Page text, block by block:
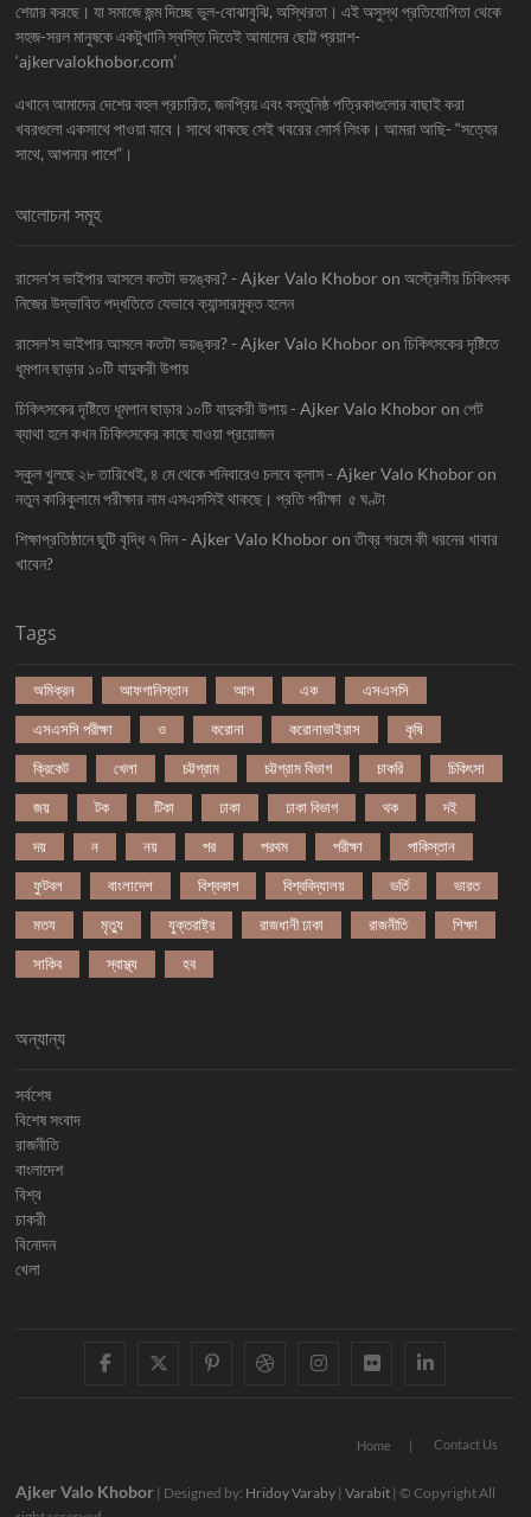
শেয়ার করছে। যা সমাজে জন্ম দিচ্ছে ভুল-বোঝাবুঝি, অস্থিরতা। এই অসুস্থ প্রতিযোগিতা থেকে
সহজ-সরল মানুষকে একটুখানি স্বস্তি দিতেই আমাদের ছোট্ট প্রয়াশ-
‘ajkervalokhobor.com’
এখানে আমাদের দেশের বহুল প্রচারিত, জনপ্রিয় এবং বস্তুনিষ্ঠ পত্রিকাগুলোর বাছাই করা
খবরগুলো একসাথে পাওয়া যাবে। সাথে থাকছে সেই খবরের সোর্স লিংক। আমরা আছি- “সত্যের
সাথে, আপনার পাশে”।
আলোচনা সমূহ
রাসেল'স ভাইপার আসলে কতটা ভয়ঙ্কর? - Ajker Valo Khobor onঅস্ট্রেলীয় চিকিৎসক
নিজের উদ্ভাবিত পদ্ধতিতে যেভাবে ক্যান্সারমুক্ত হলেন
রাসেল'স ভাইপার আসলে কতটা ভয়ঙ্কর? - Ajker Valo Khobor onচিকিৎসকের দৃষ্টিতে
ধূমপান ছাড়ার ১০টি যাদুকরী উপায়
চিকিৎসকের দৃষ্টিতে ধূমপান ছাড়ার ১০টি যাদুকরী উপায় - Ajker Valo Khobor onপেট
ব্যাথা হলে কখন চিকিৎসকের কাছে যাওয়া প্রয়োজন
স্কুল খুলছে ২৮ তারিখেই, ৪ মে থেকে শনিবারেও চলবে ক্লাস - Ajker Valo Khobor on
নতুন কারিকুলামে পরীক্ষার নাম এসএসসিই থাকছে। প্রতি পরীক্ষা ৫ ঘণ্টা
শিক্ষাপ্রতিষ্ঠানে ছুটি বৃদ্ধি ৭ দিন - Ajker Valo Khobor onতীব্র গরমে কী ধরনের খাবার
খাবেন?
Tags
অমিক্রন আফগানিস্তান আল এক এসএসসি
এসএসসি পরীক্ষা ও করোনা করোনাভাইরাস কৃষি
ক্রিকেট খেলা চট্টগ্রাম চট্টগ্রাম বিভাগ চাকরি চিকিৎসা
জয় টক টিকা ঢাকা ঢাকা বিভাগ থক দই
দয় ন নয় পর পরথম পরীক্ষা পাকিস্তান
ফুটবল বাংলাদেশ বিশ্বকাপ বিশ্ববিদ্যালয় ভর্তি ভারত
মতয মৃত্যু যুক্তরাষ্ট্র রাজধানী ঢাকা রাজনীতি শিক্ষা
সাকিব স্বাস্থ্য হব
অন্যান্য
সর্বশেষ
বিশেষ সংবাদ
রাজনীতি
বাংলাদেশ
বিশ্ব
চাকরী
বিনোদন
খেলা
facebooktwitter
pinterest
dribbbleinstagram
flickr
Home Contact Us
Ajker Valo Khobor | Designed by: Hridoy Varaby |Varabit | © Copyright All